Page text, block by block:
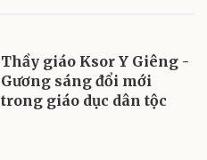
Thầy giáo Ksor Y Giêng -
Gương sáng đổi mới
trong giáo dục dân tộc